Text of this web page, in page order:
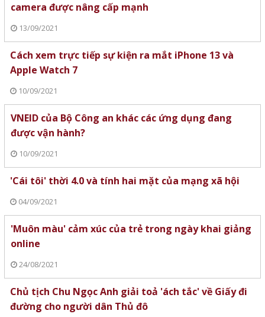
camera được nâng cấp mạnh
13/09/2021
Cách xem trực tiếp sự kiện ra mắt iPhone 13 và
Apple Watch 7
10/09/2021
VNEID của Bộ Công an khác các ứng dụng đang
được vận hành?
10/09/2021
'Cái tôi' thời 4.0 và tính hai mặt của mạng xã hội
04/09/2021
'Muôn màu' cảm xúc của trẻ trong ngày khai giảng
online
24/08/2021
Chủ tịch Chu Ngọc Anh giải toả 'ách tắc' về Giấy đi
đường cho người dân Thủ đô